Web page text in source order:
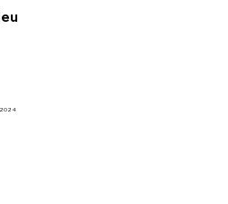
2024